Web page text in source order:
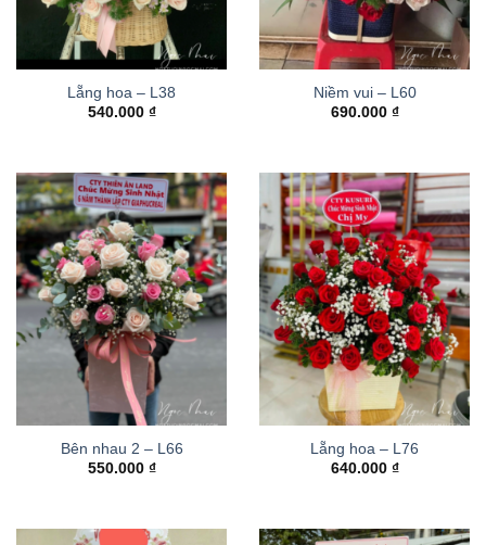
Lẵng hoa – L38
540.000 ₫
Niềm vui – L60
690.000 ₫
Bên nhau 2 – L66
550.000 ₫
Lẵng hoa – L76
640.000 ₫